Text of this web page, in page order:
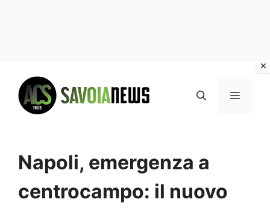
contenuto
MENU
Napoli, emergenza a
centrocampo: il nuovo